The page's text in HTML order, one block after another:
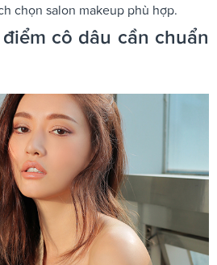
chọn salon makeup phù hợp.
cô dâu cần chuẩn